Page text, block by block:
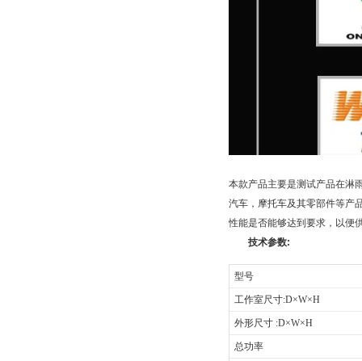
本款产品主要是测试产品在淋
汽车，摩托车及其零部件等产
性能是否能够达到要求，以便
技术参数:
型号
工作室尺寸:D×W×H
外形尺寸 :D×W×H
总功率